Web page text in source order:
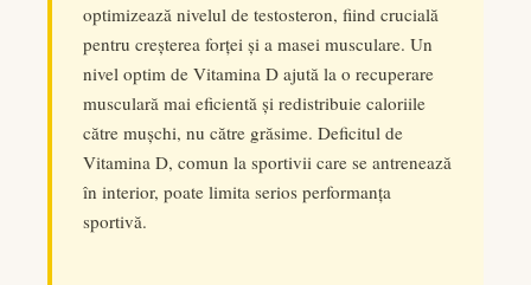
optimizează nivelul de testosteron, fiind crucială
pentru creșterea forței și a masei musculare. Un
nivel optim de Vitamina D ajută la o recuperare
musculară mai eficientă și redistribuie caloriile
către mușchi, nu către grăsime. Deficitul de
Vitamina D, comun la sportivii care se antrenează
în interior, poate limita serios performanța
sportivă.